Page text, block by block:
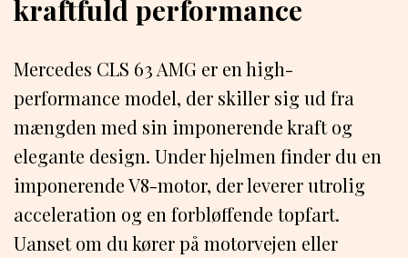
kraftfuld performance
Mercedes CLS 63 AMG er en high-
performance model, der skiller sig ud fra
mængden med sin imponerende kraft og
elegante design. Under hjelmen finder du en
imponerende V8-motor, der leverer utrolig
acceleration og en forbløffende topfart.
Uanset om du kører på motorvejen eller